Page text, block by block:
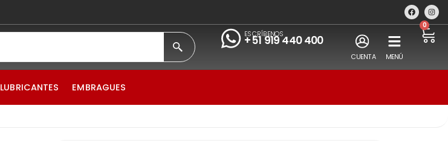
ESCRÍBENOS
+51 919 440 400
CUENTA MENÚ
0
LUBRICANTES EMBRAGUES